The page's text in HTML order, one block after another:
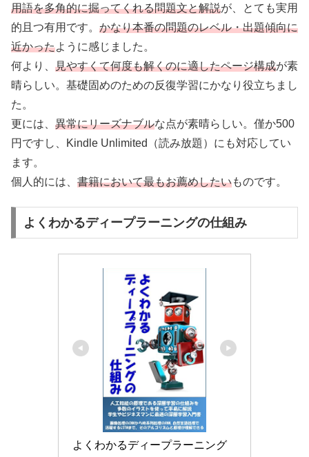
用語を多角的に掘ってくれる問題文と解説が、とても実用
的且つ有用です。 かなり本番の問題のレベル・出題傾向に
近かったように感じました。
何より、 見やすくて何度も解くのに適したページ構成が素
晴らしい。基礎固めのための反復学習にかなり役立ちまし
た。
更には、 異常にリーズナブルな点が素晴らしい。僅か500
円ですし、Kindle Unlimited（読み放題）にも対応してい
ます。
個人的には、 書籍において最もお薦めしたいものです。
よくわかるディープラーニングの仕組み
よくわかるディープラーニング